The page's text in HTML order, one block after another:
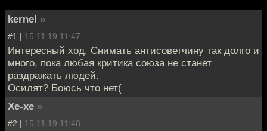
kernel »
#1 | 15.11.19 11:47
Интересный ход. Снимать антисоветчину так долго и
много, пока любая критика союза не станет
раздражать людей.
Осилят? Боюсь что нет(
Хе-хе »
#2 | 15.11.19 11:48